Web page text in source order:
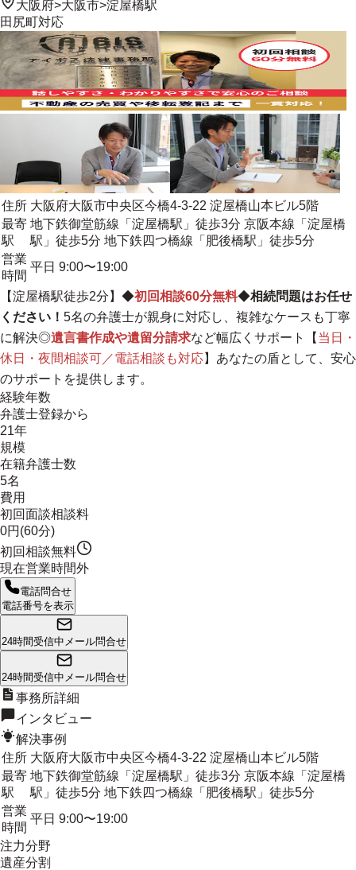
大阪府>大阪市>淀屋橋駅
田尻町対応
住所 大阪府大阪市中央区今橋4-3-22 淀屋橋山本ビル5階
最寄
駅
地下鉄御堂筋線「淀屋橋駅」徒歩3分 京阪本線「淀屋橋
駅」徒歩5分 地下鉄四つ橋線「肥後橋駅」徒歩5分
営業
時間
平日 9:00〜19:00
【淀屋橋駅徒歩2分】◆初回相談60分無料◆相続問題はお任せ
ください！ 5名の弁護士が親身に対応し、複雑なケースも丁寧
に解決◎遺言書作成や遺留分請求など幅広くサポート【 当日・
休日・夜間相談可／電話相談も対応】あなたの盾として、安心
のサポートを提供します。
経験年数
弁護士登録から
21年
規模
在籍弁護士数
5名
費用
初回面談相談料
0円(60分)
初回相談無料
現在営業時間外
電話問合せ
電話番号を表示
24時間受信中 メール問合せ
24時間受信中 メール問合せ
事務所詳細
インタビュー
解決事例
住所 大阪府大阪市中央区今橋4-3-22 淀屋橋山本ビル5階
最寄
駅
地下鉄御堂筋線「淀屋橋駅」徒歩3分 京阪本線「淀屋橋
駅」徒歩5分 地下鉄四つ橋線「肥後橋駅」徒歩5分
営業
時間
平日 9:00〜19:00
注力分野
遺産分割